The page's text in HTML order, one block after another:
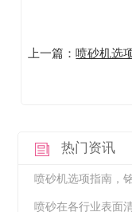
上一篇： 喷砂机选
热门资讯
喷砂机选项指南，
喷砂在各行业表面